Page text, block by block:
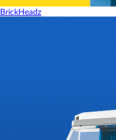
BrickHeadz